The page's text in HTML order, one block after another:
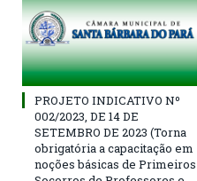
PROJETO INDICATIVO Nº
002/2023, DE 14 DE
SETEMBRO DE 2023 (Torna
obrigatória a capacitação em
noções básicas de Primeiros